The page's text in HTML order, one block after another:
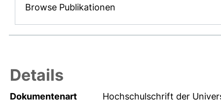
Browse Publikationen
Details
Dokumentenart
Hochschulschrift der